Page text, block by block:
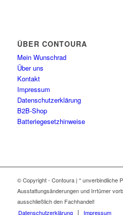
ÜBER CONTOURA
Mein Wunschrad
Über uns
Kontakt
Impressum
Datenschutzerklärung
B2B-Shop
Batteriegesetzhinweise
© Copyright - Contoura | * unverbindliche
Ausstattungsänderungen und Irrtümer
ausschließlich den Fachhandel!
Datenschutzerklärung
Impressum